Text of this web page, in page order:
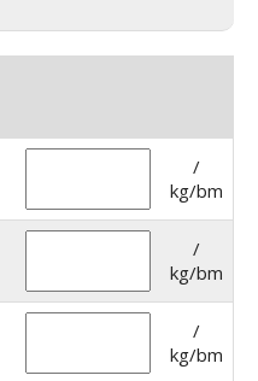
/
kg/bm
/
kg/bm
/
kg/bm